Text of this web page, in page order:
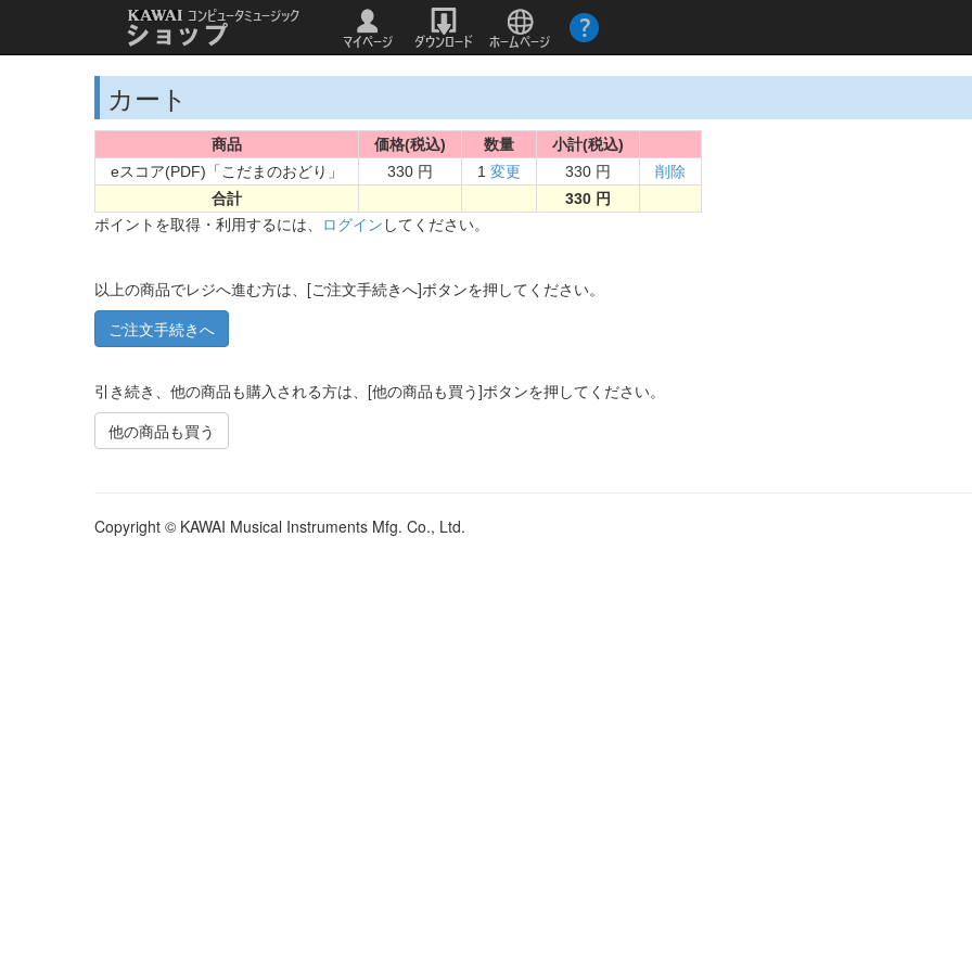
カート
商品 価格(税込) 数量
小計(税込)
eスコア(PDF)「こだまのおどり」
330 円 1 変更 330 円
削除
合計
330 円
ポイントを取得・利用するには、 ログイン してください。
以上の商品でレジへ進む方は、[ご注文手続きへ]ボタンを押してください。
引き続き、他の商品も購入される方は、[他の商品も買う]ボタンを押してください。
他の商品も買う
Copyright © KAWAI Musical Instruments Mfg. Co., Ltd.